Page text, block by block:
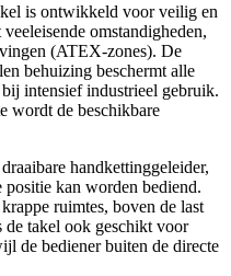
is ontwikkeld voor veilig en
omstandigheden,
(ATEX-zones). De
behuizing beschermt alle
intensief industrieel gebruik.
wordt de beschikbare
handkettinggeleider,
kan worden bediend.
ruimtes, boven de last
takel ook geschikt voor
de bediener buiten de directe